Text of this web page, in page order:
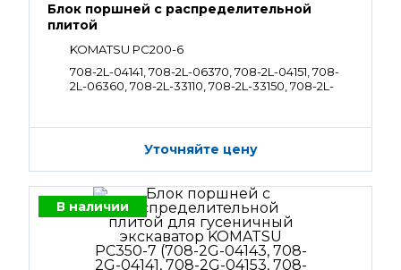
Блок поршней c распределительной
плитой
KOMATSU PC200-6
708-2L-04141, 708-2L-06370, 708-2L-04151, 708-
2L-06360, 708-2L-33110, 708-2L-33150, 708-2L-
Уточняйте цену
В наличии